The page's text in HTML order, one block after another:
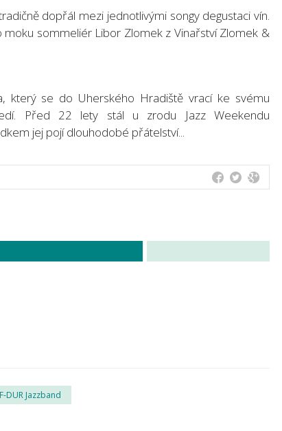
dopřál mezi jednotlivými songy degustaci vín.
sommeliér Libor Zlomek z Vinařství Zlomek &
který se do Uherského Hradiště vrací ke svému
Před 22 lety stál u zrodu Jazz Weekendu
jej pojí dlouhodobé přátelství...
F-DUR Jazzband